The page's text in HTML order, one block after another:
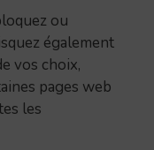
ou
également
vos choix,
pages web
les